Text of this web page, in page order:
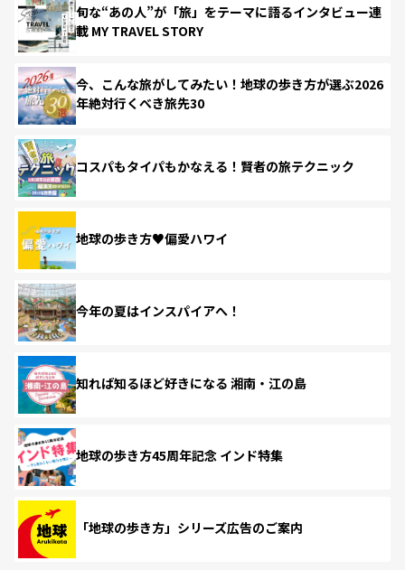
旬な“あの人”が「旅」をテーマに語るインタビュー連
載 MY TRAVEL STORY
今、こんな旅がしてみたい！地球の歩き方が選ぶ2026
年絶対行くべき旅先30
コスパもタイパもかなえる！賢者の旅テクニック
地球の歩き方♥偏愛ハワイ
今年の夏はインスパイアへ！
知れば知るほど好きになる 湘南・江の島
地球の歩き方45周年記念 インド特集
「地球の歩き方」シリーズ広告のご案内